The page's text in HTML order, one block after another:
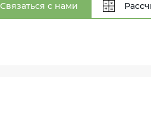
Связаться с нами